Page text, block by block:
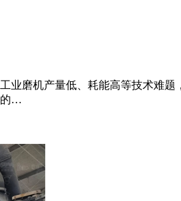
业磨机产量低、耗能高等技术难
的…